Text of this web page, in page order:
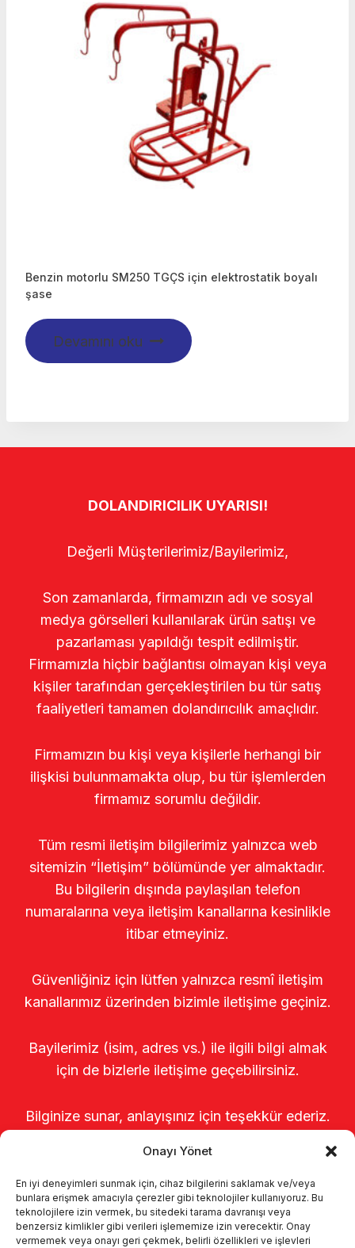
Onayı Yönet
En iyi deneyimleri sunmak için, cihaz bilgilerini saklamak ve/veya
bunlara erişmek amacıyla çerezler gibi teknolojiler kullanıyoruz. Bu
teknolojilere izin vermek, bu sitedeki tarama davranışı veya
benzersiz kimlikler gibi verileri işlememize izin verecektir. Onay
vermemek veya onayı geri çekmek, belirli özellikleri ve işlevleri
Benzin motorlu SM250 TGÇS için elektrostatik boyalı
şase
Devamını oku
DOLANDIRICILIK UYARISI!
Değerli Müşterilerimiz/Bayilerimiz,
Son zamanlarda, firmamızın adı ve sosyal
medya görselleri kullanılarak ürün satışı ve
pazarlaması yapıldığı tespit edilmiştir.
Firmamızla hiçbir bağlantısı olmayan kişi veya
kişiler tarafından gerçekleştirilen bu tür satış
faaliyetleri tamamen dolandırıcılık amaçlıdır.
Firmamızın bu kişi veya kişilerle herhangi bir
ilişkisi bulunmamakta olup, bu tür işlemlerden
firmamız sorumlu değildir.
Tüm resmi iletişim bilgilerimiz yalnızca web
sitemizin “İletişim” bölümünde yer almaktadır.
Bu bilgilerin dışında paylaşılan telefon
numaralarına veya iletişim kanallarına kesinlikle
itibar etmeyiniz.
Güvenliğiniz için lütfen yalnızca resmî iletişim
kanallarımız üzerinden bizimle iletişime geçiniz.
Bayilerimiz (isim, adres vs.) ile ilgili bilgi almak
için de bizlerle iletişime geçebilirsiniz.
Bilginize sunar, anlayışınız için teşekkür ederiz.